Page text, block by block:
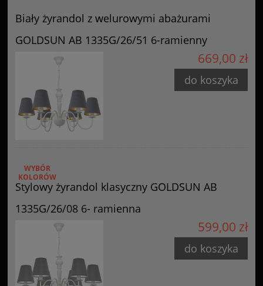
Biały żyrandol z welurowymi abażurami
GOLDSUN AB 1335G/26/51 6-ramienny
669,00 zł
do koszyka
Stylowy żyrandol klasyczny GOLDSUN AB
1335G/26/08 6- ramienna
WYBÓR
KOLORÓW
599,00 zł
do koszyka